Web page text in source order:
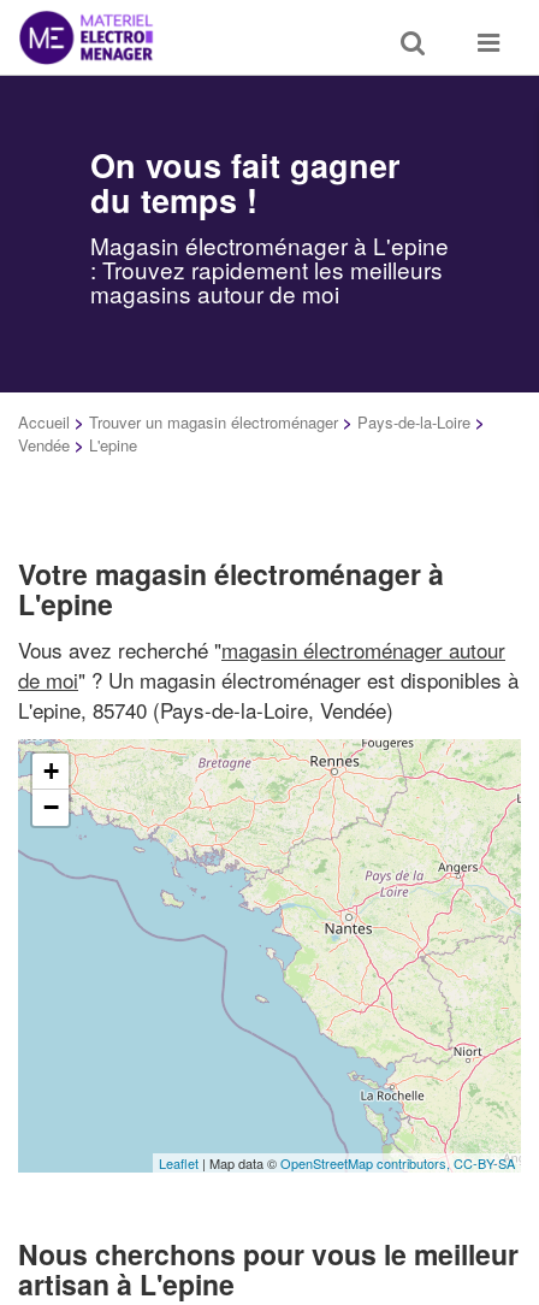
Toggle
search
Toggle
On vous fait gagner
du temps !
Magasin électroménager à L'epine
: Trouvez rapidement les meilleurs
magasins autour de moi
Accueil > Trouver un magasin électroménager > Pays-de-la-Loire >
Vendée > L'epine
Votre magasin électroménager à
L'epine
Vous avez recherché "magasin électroménager autour
de moi" ? Un magasin électroménager est disponibles à
L'epine, 85740 (Pays-de-la-Loire, Vendée)
+
−
Leaflet | Map data ©OpenStreetMap contributors,CC-BY-SA
Nous cherchons pour vous le meilleur
artisan à L'epine